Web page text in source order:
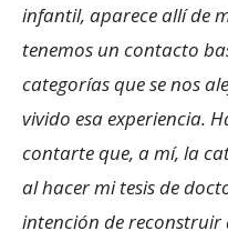
infantil, aparece allí de
tenemos un contacto
categorías que se nos
vivido esa experiencia.
contarte que, a mí, la
al hacer mi tesis de
intención de reconstruir